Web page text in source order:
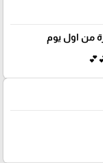
من اول يوم